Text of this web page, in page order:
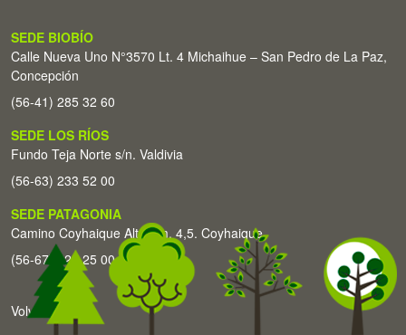
SEDE BIOBÍO
Calle Nueva Uno N°3570 Lt. 4 Michaihue – San Pedro de La Paz,
Concepción
(56-41) 285 32 60
SEDE LOS RÍOS
Fundo Teja Norte s/n. Valdivia
(56-63) 233 52 00
SEDE PATAGONIA
Camino Coyhaique Alto Km. 4,5. Coyhaique
(56-67) 226 25 00
Volver arriba